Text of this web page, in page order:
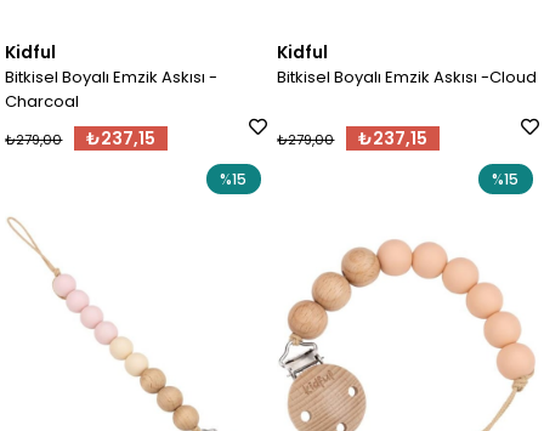
Kidful
Bitkisel Boyalı Emzik Askısı -
Charcoal
₺237,15
₺279,00
Kidful
Bitkisel Boyalı Emzik Askısı -Cloud
₺237,15
₺279,00
%15 %15